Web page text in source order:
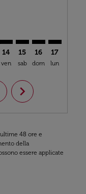
14
ven
15
sab
16
dom
17
lun
chevron_right
48 ore e
della
essere applicate